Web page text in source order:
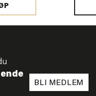
BLI MEDLEM